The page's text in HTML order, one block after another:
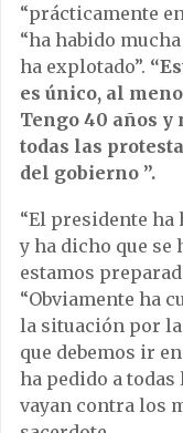
“prácticamente
“ha habido
ha explotado”.
es único, al
Tengo 40 años y
todas las
del gobierno ”.
“El presidente
y ha dicho que se
estamos
“Obviamente ha
la situación por la
que debemos ir
ha pedido a
vayan contra los